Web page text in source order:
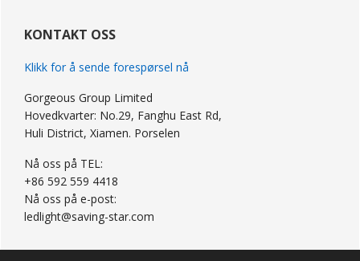
Sidebar
KONTAKT OSS
Klikk for å sende forespørsel nå
Gorgeous Group Limited
Hovedkvarter: No.29, Fanghu East Rd,
Huli District, Xiamen. Porselen
Nå oss på TEL:
+86 592 559 4418
Nå oss på e-post:
ledlight@saving-star.com